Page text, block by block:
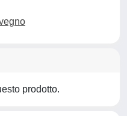
prodotto.